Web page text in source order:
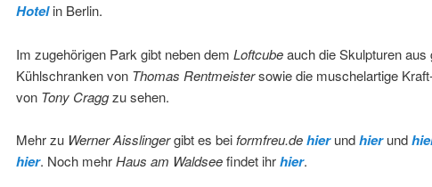
Hotelin Berlin.
Im zugehörigen Park gibt neben dem Loftcubeauch die Skulpturen aus
Kühlschranken von Thomas Rentmeistersowie die muschelartige
von Tony Craggzu sehen.
Mehr zu Werner Aisslingergibt es beiformfreu.dehierundhierund
hier. Noch mehrHaus am Waldseefindet ihrhier.